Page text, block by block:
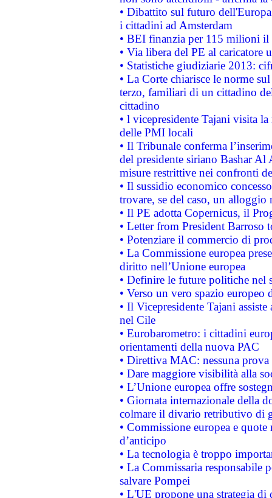
• Dibattito sul futuro
i cittadini ad Amsterdam
• BEI finanzia per 115 milioni
• Via libera del PE al caricatore
• Statistiche giudiziarie 2013:
• La Corte chiarisce le norme
terzo, familiari di un cittadino
cittadino
• l vicepresidente Tajani visita
delle PMI locali
• Il Tribunale conferma
del presidente siriano Bashar Al
misure restrittive nei confronti
• Il sussidio economico
trovare, se del caso, un
• Il PE adotta Copernicus, il
• Letter from President Barroso
• Potenziare il commercio di
• La Commissione europea
diritto nell’Unione europea
• Definire le future politiche nel
• Verso un vero spazio
• Il Vicepresidente Tajani
nel Cile
• Eurobarometro: i cittadini
orientamenti della nuova PAC
• Direttiva MAC: nessuna
• Dare maggiore visibilità alla
• L’Unione europea offre
• Giornata internazionale della
colmare il divario retributivo di
• Commissione europea e
d’anticipo
• La tecnologia è troppo
• La Commissaria responsabile
salvare Pompei
• L'UE propone una strategia